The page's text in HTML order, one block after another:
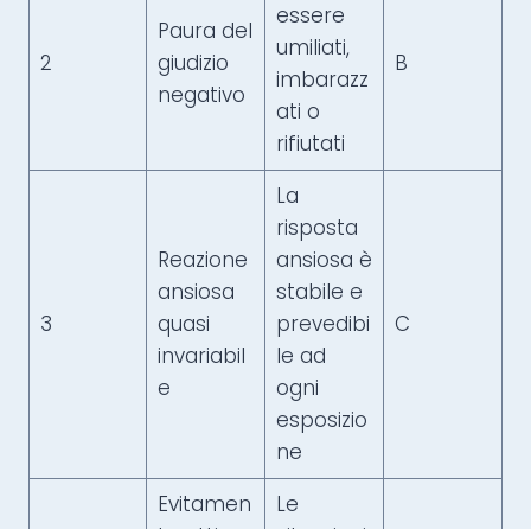
2
Paura del
giudizio
negativo
essere
umiliati,
imbarazz
ati o
rifiutati
B
3
Reazione
ansiosa
quasi
invariabil
e
La
risposta
ansiosa è
stabile e
prevedibi
le ad
ogni
esposizio
ne
C
Evitamen
Le